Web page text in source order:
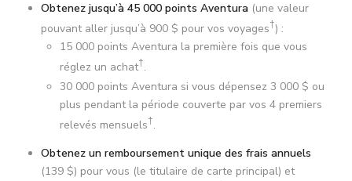
Obtenez jusqu’à 45 000 points Aventura (une valeur
pouvant aller jusqu’à 900 $ pour vos voyages†) :
15 000 points Aventura la première fois que vous
réglez un achat†.
30 000 points Aventura si vous dépensez 3 000 $ ou
plus pendant la période couverte par vos 4 premiers
relevés mensuels†.
Obtenez un remboursement unique des frais annuels
(139 $) pour vous (le titulaire de carte principal) et